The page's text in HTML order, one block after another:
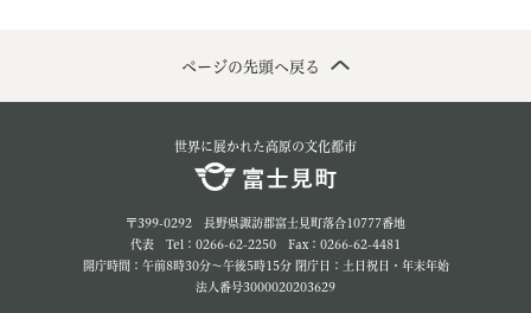
ページの先頭へ戻る
世界に展かれた高原の文化都市
〒399-0292 長野県諏訪郡富士見町落合10777番地
代表 Tel：0266-62-2250 Fax：0266-62-4481
開庁時間：午前8時30分～午後5時15分 閉庁日：土日祝日・年末年始
法人番号3000020203629